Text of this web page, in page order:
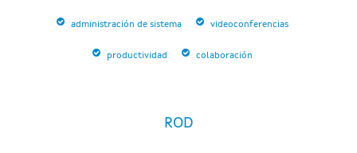
administración de sistema videoconferencias
productividad colaboración
ROD